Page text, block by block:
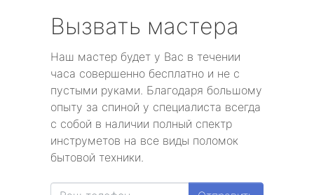
Вызвать мастера
Наш мастер будет у Вас в течении
часа совершенно бесплатно и не с
пустыми руками. Благодаря большому
опыту за спиной у специалиста всегда
с собой в наличии полный спектр
инструметов на все виды поломок
бытовой техники.